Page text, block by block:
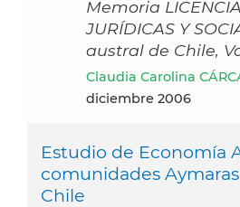
Memoria
JURÍDICAS Y
austral de Chile,
Claudia Carolina
diciembre 2006
Estudio de Economía
comunidades
Chile